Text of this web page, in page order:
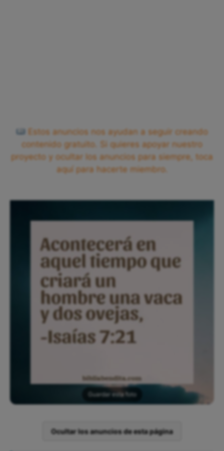
Estos anuncios nos ayudan a seguir creando
contenido gratuito. Si quieres apoyar nuestro
proyecto y ocultar los anuncios para siempre, toca
aquí para hacerte miembro.
Guardar esta foto
Ocultar los anuncios de esta página